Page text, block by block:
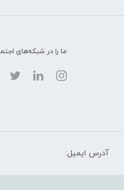
ما را در شبکه‌های
آدرس ایمیل: